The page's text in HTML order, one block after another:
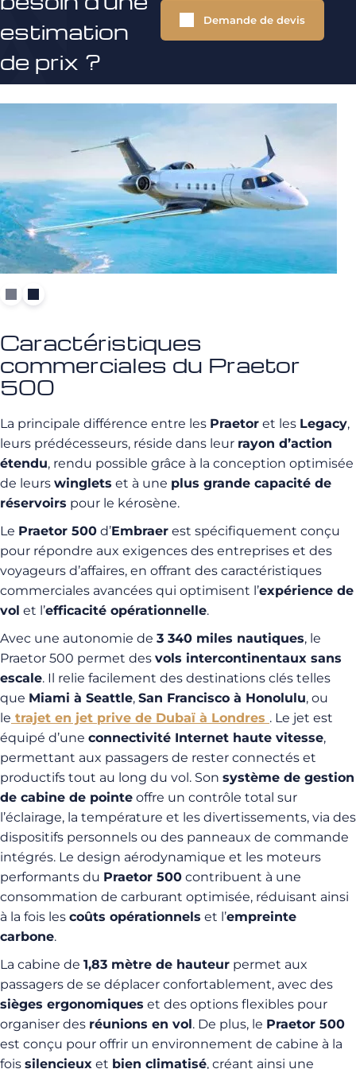
estimation
de prix ?
Demande de devis
Caractéristiques
commerciales du Praetor
500
La principale différence entre les Praetor et les Legacy,
leurs prédécesseurs, réside dans leur rayon d’action
étendu, rendu possible grâce à la conception optimisée
de leurs winglets et à une plus grande capacité de
réservoirs pour le kérosène.
Le Praetor 500 d’Embraer est spécifiquement conçu
pour répondre aux exigences des entreprises et des
voyageurs d’affaires, en offrant des caractéristiques
commerciales avancées qui optimisent l’expérience de
vol et l’efficacité opérationnelle.
Avec une autonomie de 3 340 miles nautiques, le
Praetor 500 permet des vols intercontinentaux sans
escale. Il relie facilement des destinations clés telles
que Miami à Seattle, San Francisco à Honolulu, ou
le trajet en jet prive de Dubaï à Londres . Le jet est
équipé d’une connectivité Internet haute vitesse,
permettant aux passagers de rester connectés et
productifs tout au long du vol. Son système de gestion
de cabine de pointe offre un contrôle total sur
l’éclairage, la température et les divertissements, via des
dispositifs personnels ou des panneaux de commande
intégrés. Le design aérodynamique et les moteurs
performants du Praetor 500 contribuent à une
consommation de carburant optimisée, réduisant ainsi
à la fois les coûts opérationnels et l’empreinte
carbone.
La cabine de 1,83 mètre de hauteur permet aux
passagers de se déplacer confortablement, avec des
sièges ergonomiques et des options flexibles pour
organiser des réunions en vol. De plus, le Praetor 500
est conçu pour offrir un environnement de cabine à la
fois silencieux et bien climatisé, créant ainsi une